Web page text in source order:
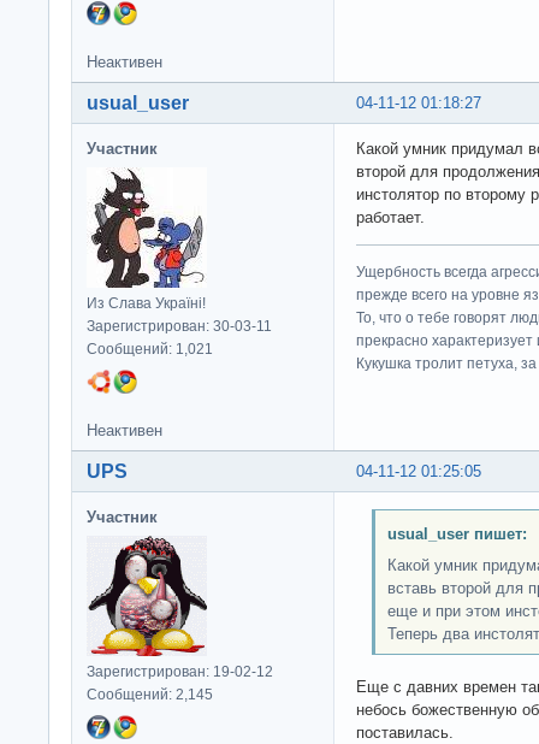
Неактивен
04-11-12 01:18:27
usual_user
Участник
Из Слава Україні!
Зарегистрирован: 30-03-11
Сообщений: 1,021
Какой умник придумал
второй для
инстолятор по второму
работает.
Ущербность всегда
прежде всего на уровне
То, что о тебе говорят
прекрасно характеризует
Кукушка тролит петуха,
Неактивен
04-11-12 01:25:05
UPS
Участник
Зарегистрирован: 19-02-12
Сообщений: 2,145
usual_user пишет:
Какой умник
вставь второй для
еще и при этом
Теперь два
Еще с давних времен
небось божественную
поставилась.